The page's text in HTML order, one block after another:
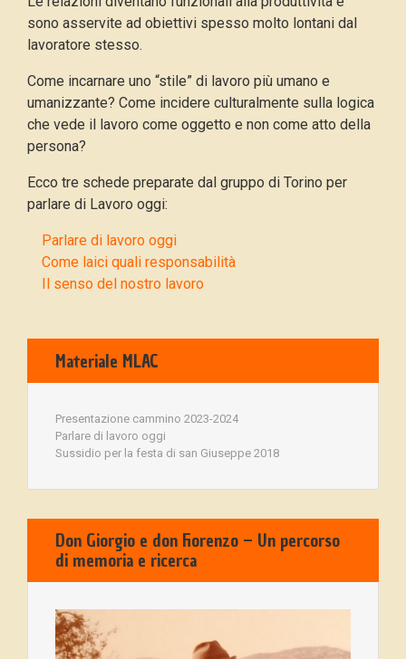
sono asservite ad obiettivi spesso molto lontani dal
lavoratore stesso.
Come incarnare uno “stile” di lavoro più umano e
umanizzante? Come incidere culturalmente sulla logica
che vede il lavoro come oggetto e non come atto della
persona?
Ecco tre schede preparate dal gruppo di Torino per
parlare di Lavoro oggi:
Parlare di lavoro oggi
Come laici quali responsabilità
Il senso del nostro lavoro
Materiale MLAC
Presentazione cammino 2023-2024
Parlare di lavoro oggi
Sussidio per la festa di san Giuseppe 2018
Don Giorgio e don Fiorenzo – Un percorso
di memoria e ricerca